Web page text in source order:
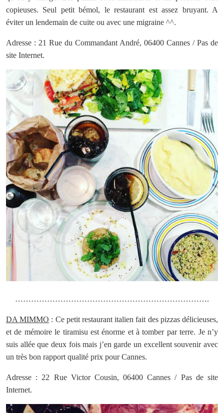
copieuses. Seul petit bémol, le restaurant est assez bruyant. A
éviter un lendemain de cuite ou avec une migraine ^^.
Adresse : 21 Rue du Commandant André, 06400 Cannes / Pas de
site Internet.
……………………………………………………………….
DA MIMMO : Ce petit restaurant italien fait des pizzas délicieuses,
et de mémoire le tiramisu est énorme et à tomber par terre. Je n’y
suis allée que deux fois mais j’en garde un excellent souvenir avec
un très bon rapport qualité prix pour Cannes.
Adresse : 22 Rue Victor Cousin, 06400 Cannes / Pas de site
Internet.